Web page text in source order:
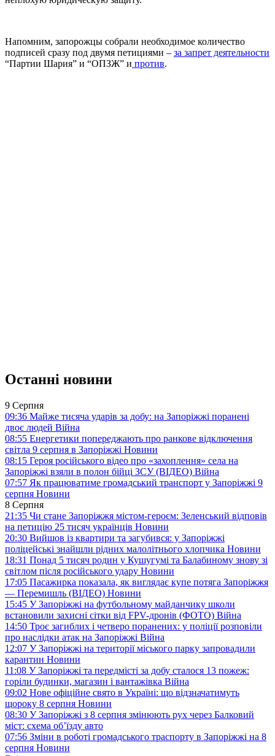
Напомним, запорожцы собрали необходимое количество
подписей сразу под двумя петициями – за запрет деятельности
“Партии Шария” и “ОПЗЖ” и против.
Останні новини
9 Серпня
09:36 Майже тисяча ударів за добу: на Запоріжжі поранені
двоє людей Війна
08:55 Енергетики попереджають про ранкове відключення
світла 9 серпня в Запоріжжі Новини
08:15 Героя російського відео про «захоплення» села на
Запоріжжі взяли в полон бійці ЗСУ (ВІДЕО) Війна
07:57 Як працюватиме громадський транспорт у Запоріжжі 9
серпня Новини
8 Серпня
21:35 Чи стане Запоріжжя містом-героєм: Зеленський відповів
на петицію 25 тисяч українців Новини
20:30 Вийшов із квартири та загубився: у Запоріжжі
поліцейські знайшли рідних малолітнього хлопчика Новини
18:31 Понад 5 тисяч родин у Кушугумі та Балабиному знову зі
світлом після російського удару Новини
17:05 Пасажирка показала, як виглядає купе потяга Запоріжжя
— Перемишль (ВІДЕО) Новини
15:45 У Запоріжжі на футбольному майданчику школи
встановили захисні сітки від FPV-дронів (ФОТО) Війна
14:50 Троє загиблих і четверо поранених: у поліції розповіли
про наслідки атак на Запоріжжі Війна
12:07 У Запоріжжі на території міського парку запровадили
карантин Новини
11:08 У Запоріжжі та передмісті за добу сталося 13 пожеж:
горіли будинки, магазин і вантажівка Війна
09:02 Нове офіційне свято в Україні: що відзначатимуть
щороку 8 серпня Новини
08:30 У Запоріжжі з 8 серпня змінюють рух через Балковий
міст: схема об’їзду авто
07:56 Зміни в роботі громадського траспорту в Запоріжжі на 8
серпня Новини